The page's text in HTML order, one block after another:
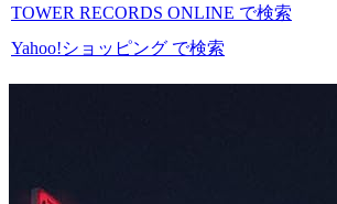
TOWER RECORDS ONLINE で検索
Yahoo!ショッピング で検索